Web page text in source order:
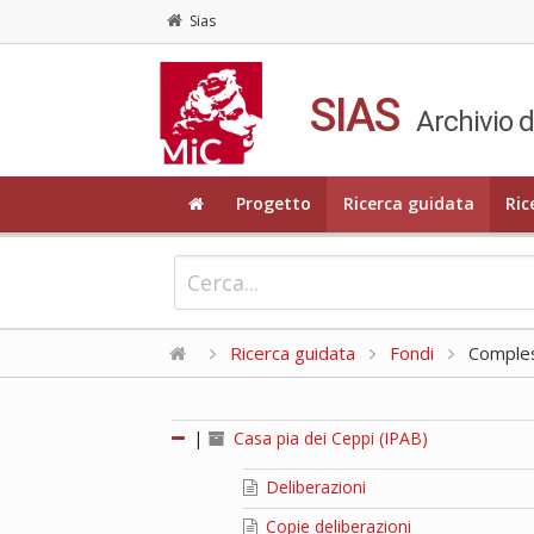
Sias
SIAS Archivio
Progetto Ricerca guidata
Ricerca guidata Fondi
| Casa pia dei Ceppi (IPAB)
Deliberazioni
Copie deliberazioni